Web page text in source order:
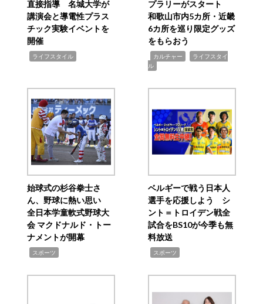
直接指導 名城大学が
講演会と導電性プラス
チック実験イベントを
開催
ライフスタイル
プラリーがスタート
和歌山市内5カ所・近畿
6カ所を巡り限定グッズ
をもらおう
カルチャー
ライフスタイ
ル
始球式の杉谷拳士さ
ん、野球に熱い思い
全日本学童軟式野球大
会 マクドナルド・トー
ナメントが開幕
スポーツ
ベルギーで戦う日本人
選手を応援しよう シ
ント＝トロイデン戦全
試合をBS10が今季も無
料放送
スポーツ